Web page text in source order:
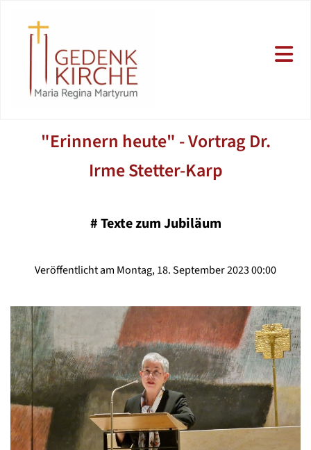
"Erinnern heute" - Vortrag Dr.
Irme Stetter-Karp
#Texte zum Jubiläum
Veröffentlicht am Montag, 18. September 2023 00:00